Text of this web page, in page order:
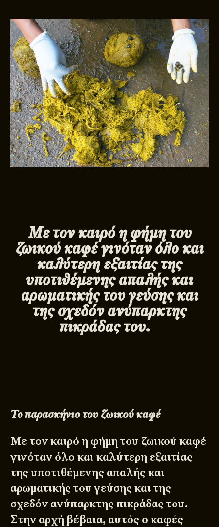
Με τον καιρό η φήμη του
ζωικού καφέ γινόταν όλο και
καλύτερη εξαιτίας της
υποτιθέμενης απαλής και
αρωματικής του γεύσης και
της σχεδόν ανύπαρκτης
πικράδας του.
Τοπαρασκήνιο του ζωικούκαφέ
Με τον καιρό η φήμη του ζωικού καφέ
γινόταν όλο και καλύτερη εξαιτίας
της υποτιθέμενης απαλής και
αρωματικής του γεύσης και της
σχεδόν ανύπαρκτης πικράδας του.
Στην αρχή βέβαια, αυτός ο καφές